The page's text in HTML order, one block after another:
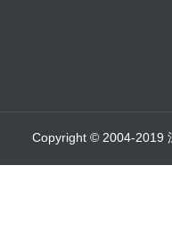
Copyright © 2004-2019